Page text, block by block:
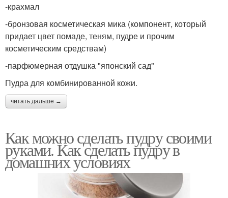
-крахмал
-бронзовая косметическая мика (компонент, который
придает цвет помаде, теням, пудре и прочим
косметическим средствам)
-парфюмерная отдушка "японский сад"
Пудра для комбинированной кожи.
читать дальше →
Как можно сделать пудру своими
руками. Как сделать пудру в
домашних условиях